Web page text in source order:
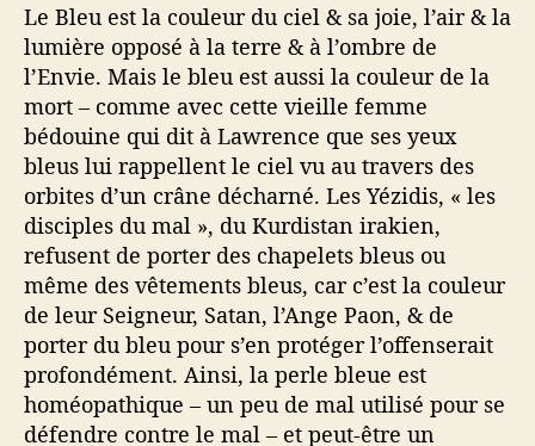
Le Bleu est la couleur du ciel & sa joie, l’air & la
lumière opposé à la terre & à l’ombre de
l’Envie. Mais le bleu est aussi la couleur de la
mort – comme avec cette vieille femme
bédouine qui dit à Lawrence que ses yeux
bleus lui rappellent le ciel vu au travers des
orbites d’un crâne décharné. Les Yézidis, « les
disciples du mal », du Kurdistan irakien,
refusent de porter des chapelets bleus ou
même des vêtements bleus, car c’est la couleur
de leur Seigneur, Satan, l’Ange Paon, & de
porter du bleu pour s’en protéger l’offenserait
profondément. Ainsi, la perle bleue est
homéopathique – un peu de mal utilisé pour se
défendre contre le mal – et peut-être un